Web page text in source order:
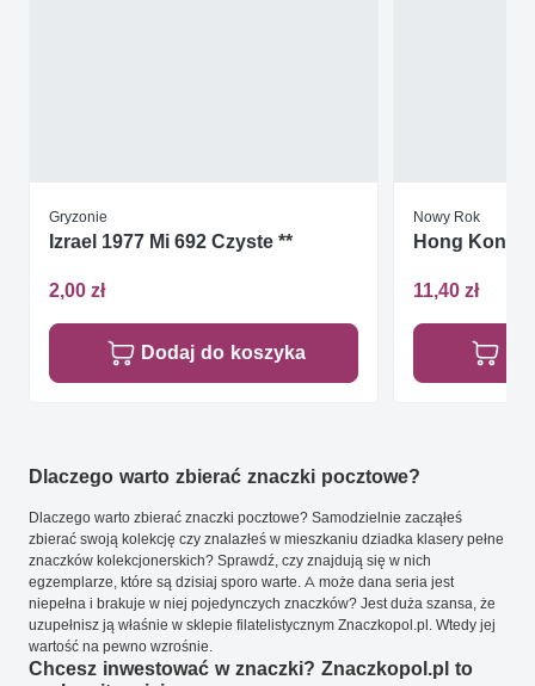
Gryzonie
Izrael 1977 Mi 692 Czyste **
2,00 zł
Dodaj do koszyka
Nowy Rok
Hong Kong
11,40 zł
Dlaczego warto zbierać znaczki pocztowe?
Dlaczego warto zbierać znaczki pocztowe? Samodzielnie zacząłeś
zbierać swoją kolekcję czy znalazłeś w mieszkaniu dziadka klasery pełne
znaczków kolekcjonerskich? Sprawdź, czy znajdują się w nich
egzemplarze, które są dzisiaj sporo warte. A może dana seria jest
niepełna i brakuje w niej pojedynczych znaczków? Jest duża szansa, że
uzupełnisz ją właśnie w sklepie filatelistycznym Znaczkopol.pl. Wtedy jej
wartość na pewno wzrośnie.
Chcesz inwestować w znaczki? Znaczkopol.pl to